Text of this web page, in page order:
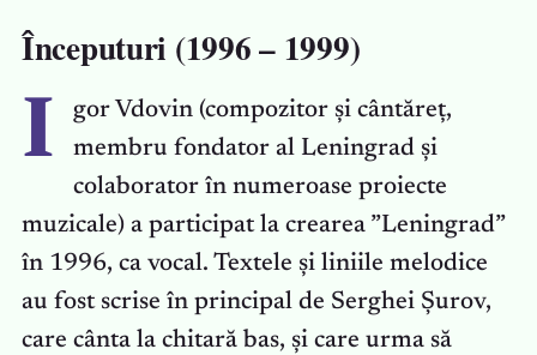
Începuturi (1996 – 1999)
I
gor Vdovin (compozitor și cântăreț,
membru fondator al Leningrad și
colaborator în numeroase proiecte
muzicale) a participat la crearea ”Leningrad”
în 1996, ca vocal. Textele și liniile melodice
au fost scrise în principal de Serghei Șurov,
care cânta la chitară bas, și care urma să